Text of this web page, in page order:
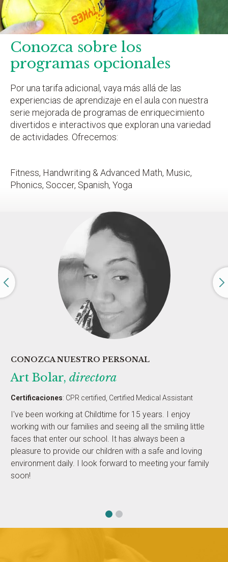
Conozca sobre los
programas opcionales
Por una tarifa adicional, vaya más allá de las
experiencias de aprendizaje en el aula con nuestra
serie mejorada de programas de enriquecimiento
divertidos e interactivos que exploran una variedad
de actividades. Ofrecemos:
Fitness, Handwriting & Advanced Math, Music,
Phonics, Soccer, Spanish, Yoga
CONOZCA NUESTRO PERSONAL
Art Bolar,directora
Certificaciones: CPR certified, Certified Medical Assistant
I've been working at Childtime for 15 years. I enjoy
working with our families and seeing all the smiling little
faces that enter our school. It has always been a
pleasure to provide our children with a safe and loving
environment daily. I look forward to meeting your family
soon!